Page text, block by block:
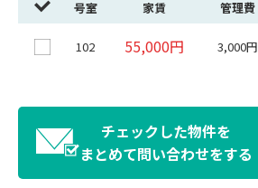
号室 家賃 管理費
102 55,000円 3,000円
チェックした物件を
まとめて問い合わせをする